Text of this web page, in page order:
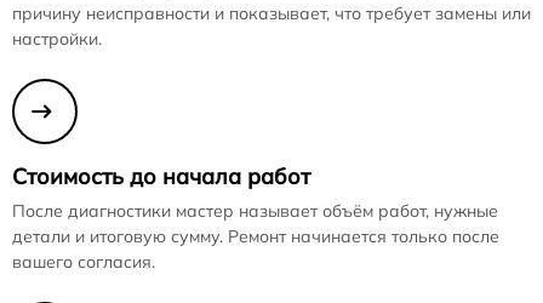
причину неисправности и показывает, что требует замены или
настройки.
Стоимость до начала работ
После диагностики мастер называет объём работ, нужные
детали и итоговую сумму. Ремонт начинается только после
вашего согласия.